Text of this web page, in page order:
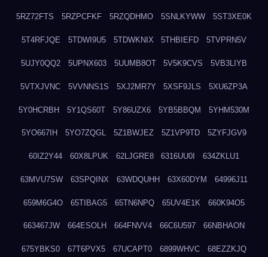
5RZ72FTS 5RZPCFKF 5RZQDHMO 5SNLKYWW 5ST3XE0K
5T4RFJQE 5TDWI9U5 5TDWKNIX 5THBIEFD 5TVPRN5V
5UJY0QQ2 5UPNX603 5UUMB8OT 5V5K9CVS 5VB3LIYB
5VTXJVNC 5VVNNS1S 5XJ2MR7Y 5XSF9JLS 5XU6ZP3A
5Y0HCRBH 5Y1QS60T 5Y86UZX6 5YB5BBQM 5YHM530M
5YO667IH 5YO7ZQGL 5Z1BWJEZ 5Z1VP9TD 5ZYFJGV9
60IZ2Y44 60X8LPUK 62LJGRE8 6316UU0I 634ZKLU1
63MVU7SW 63SPQINX 63WDQUHH 63X60DYM 64996J11
659M6G4O 65TIBAG5 65TN6NPQ 65UV4E1K 660K94O5
663467JW 664ESOLH 664FNVV4 66C6U597 66NBHAON
675YBKS0 67T6PVX5 67UCAPT0 6899WHVC 68EZZKJQ